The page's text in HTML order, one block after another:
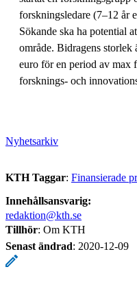
forskningsledare (7–12 år
Sökande ska ha potential
område. Bidragens
euro för en period av max
forsknings- och
Nyhetsarkiv
KTH Taggar: Finansierade
Innehållsansvarig:
redaktion@kth.se
Tillhör: Om KTH
Senast ändrad: 2020-12-09